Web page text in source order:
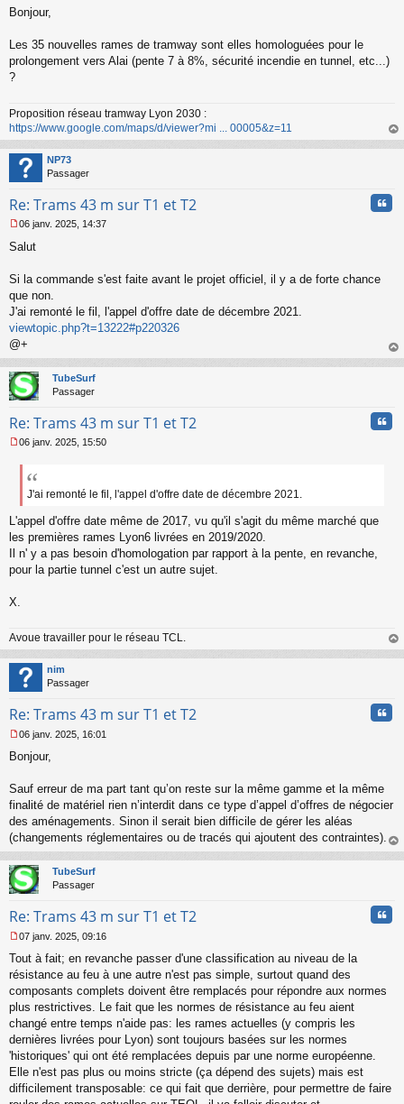
e
s
g
n
l
u
Bonjour,
Les 35 nouvelles rames de tramway sont elles homologuées pour le
prolongement vers Alai (pente 7 à 8%, sécurité incendie en tunnel, etc...)
?
Proposition réseau tramway Lyon 2030 :
https://www.google.com/maps/d/viewer?mi ... 00005&z=11
au
NP73
Passager
Re: Trams 43 m sur T1 et T2
e
s
g
e
n
o
l
u
06 janv. 2025, 14:37
Salut
Si la commande s'est faite avant le projet officiel, il y a de forte chance
que non.
J'ai remonté le fil, l'appel d'offre date de décembre 2021.
viewtopic.php?t=13222#p220326
@+
au
TubeSurf
Passager
Re: Trams 43 m sur T1 et T2
e
a
g
e
o
n
06 janv. 2025, 15:50
J'ai remonté le fil, l'appel d'offre date de décembre 2021.
L'appel d'offre date même de 2017, vu qu'il s'agit du même marché que
les premières rames Lyon6 livrées en 2019/2020.
Il n' y a pas besoin d'homologation par rapport à la pente, en revanche,
pour la partie tunnel c'est un autre sujet.
X.
Avoue travailler pour le réseau TCL.
au
nim
Passager
Re: Trams 43 m sur T1 et T2
e
s
g
e
n
o
n
l
u
06 janv. 2025, 16:01
Bonjour,
Sauf erreur de ma part tant qu’on reste sur la même gamme et la même
finalité de matériel rien n’interdit dans ce type d’appel d’offres de négocier
des aménagements. Sinon il serait bien difficile de gérer les aléas
(changements réglementaires ou de tracés qui ajoutent des contraintes).
au
TubeSurf
Passager
Re: Trams 43 m sur T1 et T2
e
s
s
g
e
n
o
n
l
u
07 janv. 2025, 09:16
Tout à fait; en revanche passer d'une classification au niveau de la
résistance au feu à une autre n'est pas simple, surtout quand des
composants complets doivent être remplacés pour répondre aux normes
plus restrictives. Le fait que les normes de résistance au feu aient
changé entre temps n'aide pas: les rames actuelles (y compris les
dernières livrées pour Lyon) sont toujours basées sur les normes
'historiques' qui ont été remplacées depuis par une norme européenne.
Elle n'est pas plus ou moins stricte (ça dépend des sujets) mais est
difficilement transposable: ce qui fait que derrière, pour permettre de faire